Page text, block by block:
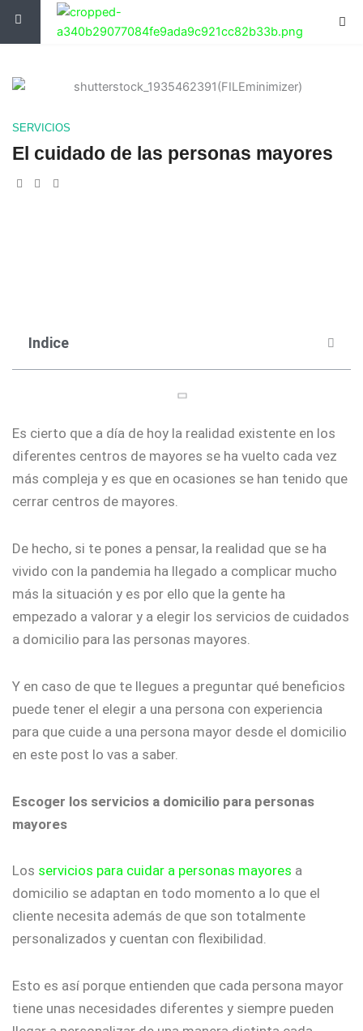
contenido
SERVICIOS
El cuidado de las personas mayores
Indice
Es cierto que a día de hoy la realidad existente en los
diferentes centros de mayores se ha vuelto cada vez
más compleja y es que en ocasiones se han tenido que
cerrar centros de mayores.
De hecho, si te pones a pensar, la realidad que se ha
vivido con la pandemia ha llegado a complicar mucho
más la situación y es por ello que la gente ha
empezado a valorar y a elegir los servicios de cuidados
a domicilio para las personas mayores.
Y en caso de que te llegues a preguntar qué beneficios
puede tener el elegir a una persona con experiencia
para que cuide a una persona mayor desde el domicilio
en este post lo vas a saber.
Escoger los servicios a domicilio para personas
mayores
Los servicios para cuidar a personas mayores a
domicilio se adaptan en todo momento a lo que el
cliente necesita además de que son totalmente
personalizados y cuentan con flexibilidad.
Esto es así porque entienden que cada persona mayor
tiene unas necesidades diferentes y siempre pueden